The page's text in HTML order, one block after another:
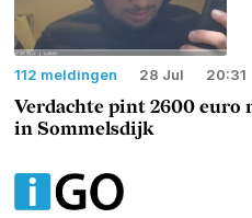
112 meldingen 28 Jul 20:31
Verdachte pint 2600 euro
in Sommelsdijk